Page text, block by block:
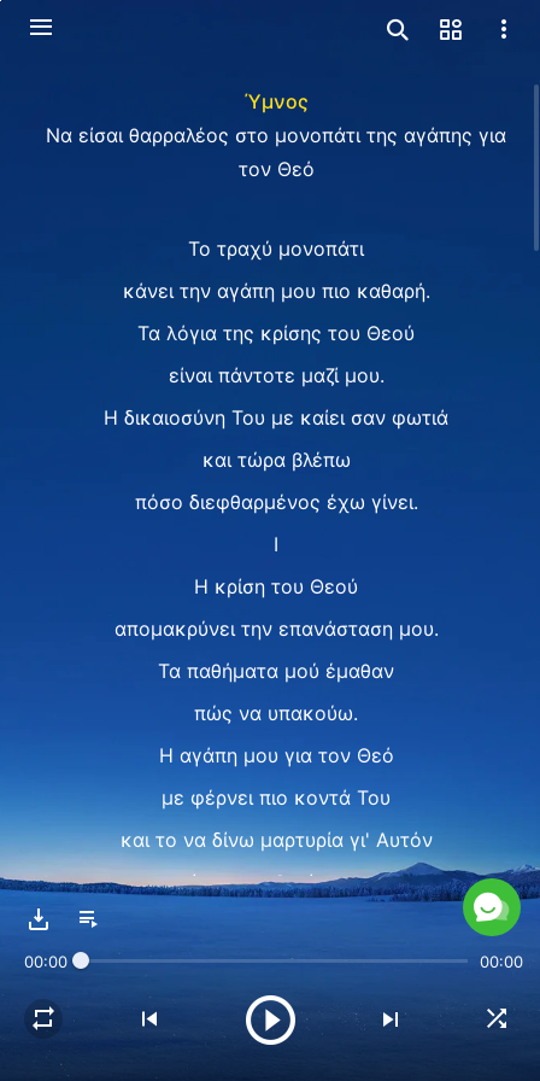
Ύμνος
Να είσαι θαρραλέος στο μονοπάτι της αγάπης για
τον Θεό
Το τραχύ μονοπάτι
κάνει την αγάπη μου πιο καθαρή.
Τα λόγια της κρίσης του Θεού
είναι πάντοτε μαζί μου.
Η δικαιοσύνη Του με καίει σαν φωτιά
και τώρα βλέπω
πόσο διεφθαρμένος έχω γίνει.
Ⅰ
Η κρίση του Θεού
απομακρύνει την επανάσταση μου.
Τα παθήματα μού έμαθαν
πώς να υπακούω.
Η αγάπη μου για τον Θεό
με φέρνει πιο κοντά Του
και το να δίνω μαρτυρία γι' Αυτόν
είναι η επιθυμία μου.
είναι η ευλογία Του.
Για να βρούμε την αλήθεια,
πρέπει να υποφέρουμε πολύ.
00:00 00:00